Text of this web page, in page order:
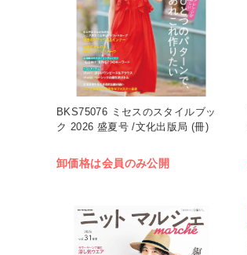
BKS75076 ミセスのスタイルブッ
ク 2026 盛夏号 /文化出版局 (冊)
卸価格は会員のみ公開